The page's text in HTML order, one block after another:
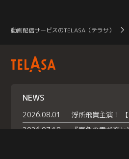
動画配信サービスのTELASA（テラサ）
NEWS
2026.08.01
2026.07.18